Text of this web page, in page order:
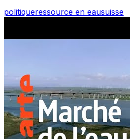
politiqueressource en eausuisse